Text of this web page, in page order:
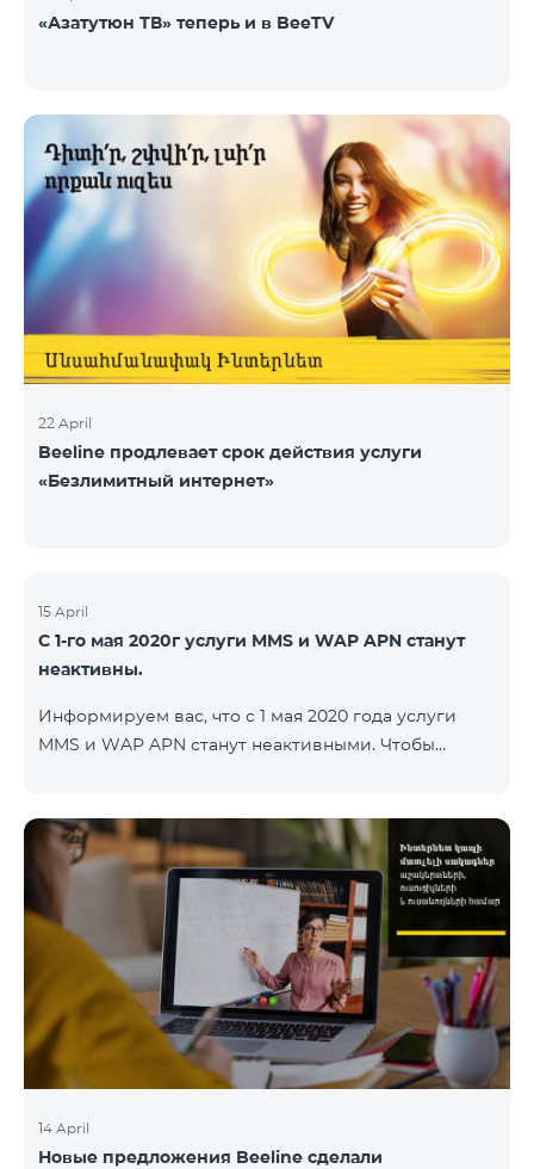
«Азатутюн ТВ» теперь и в BeeTV
22 April
Beeline продлевает срок действия услуги
«Безлимитный интернет»
15 April
С 1-го мая 2020г услуги MMS и WAP APN станут
неактивны.
Информируем вас, что с 1 мая 2020 года услуги
MMS и WAP APN станут неактивными. Чтобы
internet.beeline.am и удалить поля Port, Proxy,
Password. Подробности: 0611
14 April
Новые предложения Beeline сделали